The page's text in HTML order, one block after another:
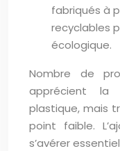
fabriqués à
recyclables
écologique.
Nombre de
apprécient la
plastique, mais
point faible.
s’avérer